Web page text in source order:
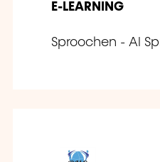
E-LEARNING
Sproochen - Al